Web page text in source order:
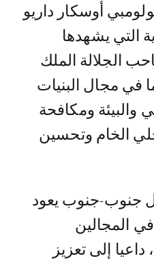
أوسكار داريو
التي يشهدها
الجلالة الملك
في مجال البنيات
والبيئة ومكافحة
الخام وتحسين
جنوب-جنوب يعود
في المجالين
إلى تعزيز